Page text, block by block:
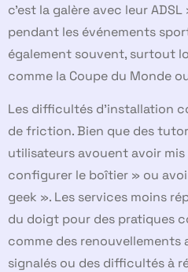
c’est la galère avec leur
pendant les événements
également souvent, surtout
comme la Coupe du Monde
Les difficultés d’installation
de friction. Bien que des
utilisateurs avouent avoir mis
configurer le boîtier » ou
geek ». Les services moins
du doigt pour des pratiques
comme des renouvellements
signalés ou des difficultés à